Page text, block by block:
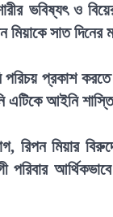
ভবিষ্যৎ ও
মিয়াকে সাত
প্রকাশ করতে
আইনি
রিপন মিয়ার